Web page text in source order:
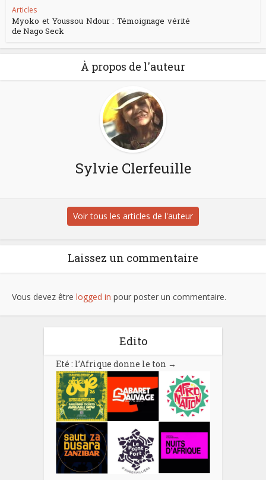
Articles
Myoko et Youssou Ndour : Témoignage vérité
de Nago Seck
À propos de l'auteur
Sylvie Clerfeuille
Voir tous les articles de l'auteur
Laissez un commentaire
Vous devez être logged in pour poster un commentaire.
Edito
Eté : l’Afrique donne le ton →